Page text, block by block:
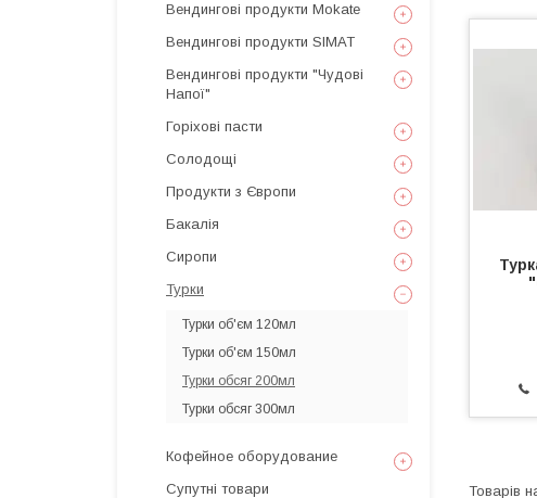
Вендингові продукти Mokate
Вендингові продукти SIMAT
Вендингові продукти "Чудові
Напої"
Горіхові пасти
Солодощі
Продукти з Європи
Бакалія
Сиропи
Турки
Турки об'єм 120мл
Турки об'єм 150мл
Турки обсяг 200мл
Турки обсяг 300мл
Кофейное оборудование
Супутні товари